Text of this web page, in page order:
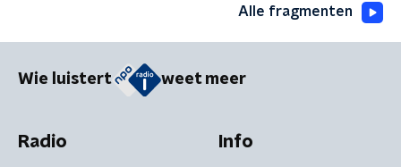
Alle fragmenten
Wie luistert weet meer
Radio Info